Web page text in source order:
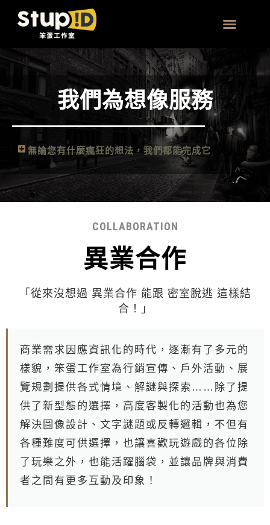
要
容
我們為想像服務
無論您有什麼瘋狂的想法，我們都能完成它
COLLABORATION
異業合作
「從來沒想過 異業合作 能跟 密室脫逃 這樣結
合！」
商 業 需 求 因 應 資 訊 化 的 時 代 ， 逐 漸 有 了 多 元 的
樣 貌 ， 笨 蛋 工 作 室 為 行 銷 宣 傳 、 戶 外 活 動 、 展
覽 規 劃 提 供 各 式 情 境 、 解 謎 與 探 索 … … 除 了 提
供 了 新 型 態 的 選 擇 ， 高 度 客 製 化 的 活 動 也 為 您
解 決 圖 像 設 計 、 文 字 謎 題 或 反 轉 邏 輯 ， 不 但 有
各 種 難 度 可 供 選 擇 ， 也 讓 喜 歡 玩 遊 戲 的 各 位 除
了 玩 樂 之 外 ， 也 能 活 躍 腦 袋 ， 並 讓 品 牌 與 消 費
者 之 間 有 更 多 互 動 及 印 象 ！